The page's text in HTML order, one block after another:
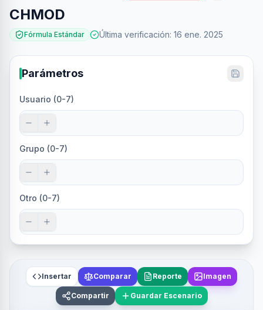
CHMOD
Fórmula Estándar Última verificación: 16 ene. 2025
Parámetros
Usuario (0-7)
Grupo (0-7)
Otro (0-7)
Insertar Comparar Reporte Imagen
Compartir Guardar Escenario